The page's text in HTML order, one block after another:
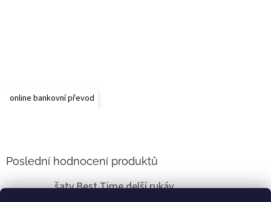
online bankovní převod
Poslední hodnocení produktů
šaty Best Time delší rukáv